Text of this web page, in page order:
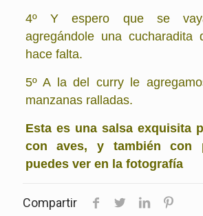
4º Y espero que se
agregándole una cucharadita
hace falta.
5º A la del curry le
manzanas ralladas.
Esta es una salsa exquisita
con aves, y también con
puedes ver en la fotografía
Compartir